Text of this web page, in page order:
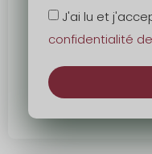
J'ai lu et
confidentialité
Alternative
: